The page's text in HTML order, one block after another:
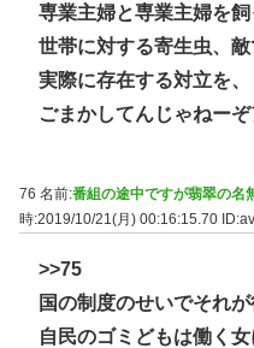
専業主婦と専業主婦を
世帯に対する寄生虫、
実際に存在する対立を
ごまかしてんじゃねー
76 名前:番組の途中ですが翡翠の名
時:2019/10/21(月) 00:16:15.70
>>75
国の制度のせいでそれ
自民のゴミどもは働く